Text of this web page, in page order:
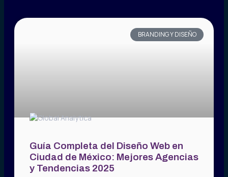
BRANDING Y DISEÑO
Guía Completa del Diseño Web en
Ciudad de México: Mejores Agencias
y Tendencias 2025